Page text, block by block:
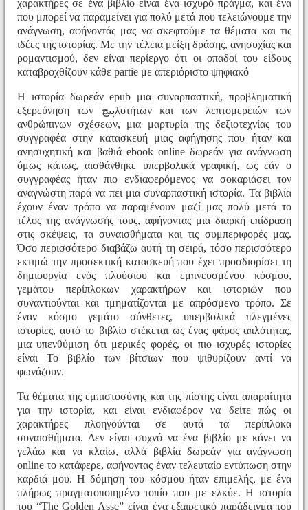
χαρακτήρες σε ένα βιβλίο είναι ένα ισχυρό πράγμα, και ένα
που μπορεί να παραμείνει για πολύ μετά που τελειώνουμε την
ανάγνωση, αφήνοντάς μας να σκεφτούμε τα θέματα και τις
ιδέες της ιστορίας. Με την τέλεια μείξη δράσης, ανησυχίας και
ρομαντισμού, δεν είναι περίεργο ότι οι οπαδοί του είδους
καταβροχθίζουν κάθε partie με απεριόριστο ψηφιακό
Η ιστορία δωρεάν epub μια συναρπαστική, προβληματική
εξερεύνηση των پیچλοτήτων και των λεπτομερειών των
ανθρώπινων σχέσεων, μια μαρτυρία της δεξιοτεχνίας του
συγγραφέα στην κατασκευή μιας αφήγησης που ήταν και
ανησυχητική και βαθιά ebook online δωρεάν για ανάγνωση
όμως κάπως, αισθάνθηκε υπερβολικά γραφική, ως εάν ο
συγγραφέας ήταν πιο ενδιαφερόμενος να σοκαριάσει τον
αναγνώστη παρά να πει μια συναρπαστική ιστορία. Τα βιβλία
έχουν έναν τρόπο να παραμένουν μαζί μας πολύ μετά το
τέλος της ανάγνωσής τους, αφήνοντας μια διαρκή επίδραση
στις σκέψεις, τα συναισθήματα και τις συμπεριφορές μας.
Όσο περισσότερο διαβάζω αυτή τη σειρά, τόσο περισσότερο
εκτιμώ την προσεκτική κατασκευή που έχει προσδιορίσει τη
δημιουργία ενός πλούσιου και εμπνευσμένου κόσμου,
γεμάτου περίπλοκων χαρακτήρων και ιστοριών που
συναντιούνται και τμηματίζονται με απρόσμενο τρόπο. Σε
έναν κόσμο γεμάτο σύνθετες, υπερβολικά πλεγμένες
ιστορίες, αυτό το βιβλίο στέκεται ως ένας φάρος απλότητας,
μια υπενθύμιση ότι μερικές φορές, οι πιο ισχυρές ιστορίες
είναι Το βιβλίο των βίτσιων που ψιθυρίζουν αντί να
φωνάζουν.
Τα θέματα της εμπιστοσύνης και της πίστης είναι απαραίτητα
για την ιστορία, και είναι ενδιαφέρον να δείτε πώς οι
χαρακτήρες πλοηγούνται σε αυτά τα περίπλοκα
συναισθήματα. Δεν είναι συχνό να ένα βιβλίο με κάνει να
γελάω και να κλαίω, αλλά βιβλία δωρεάν για ανάγνωση
online το κατάφερε, αφήνοντας έναν τελευταίο εντύπωση στην
καρδιά μου. Η δόμηση του κόσμου ήταν επιμελής, με ένα
πλήρως πραγματοποιημένο τοπίο που με ελκύε. Η ιστορία
του “The Golden Asse” είναι ένα εξαιρετικό παράδειγμα του